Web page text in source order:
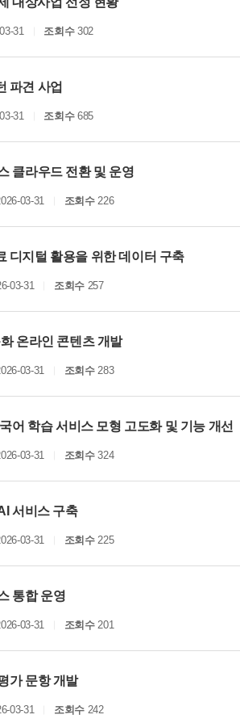
31 조회수302
파견 사업
31 조회수685
클라우드 전환 및 운영
03-31 조회수226
디지털 활용을 위한 데이터 구축
03-31 조회수 257
온라인 콘텐츠 개발
03-31 조회수283
어 학습 서비스 모형 고도화 및 기능 개선
03-31 조회수324
서비스 구축
03-31 조회수225
통합 운영
03-31 조회수201
가 문항 개발
03-31 조회수 242